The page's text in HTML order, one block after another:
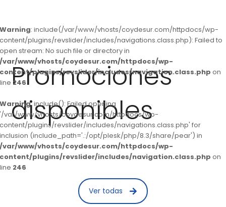
Warning: include(/var/www/vhosts/coydesur.com/httpdocs/wp-
content/plugins/revslider/includes/navigations.class.php): Failed to
open stream: No such file or directory in
/var/www/vhosts/coydesur.com/httpdocs/wp-
content/plugins/revslider/includes/navigation.class.php on
line 246
Warning: include(): Failed opening
'/var/www/vhosts/coydesur.com/httpdocs/wp-
content/plugins/revslider/includes/navigations.class.php' for
inclusion (include_path='.:/opt/plesk/php/8.3/share/pear') in
/var/www/vhosts/coydesur.com/httpdocs/wp-
content/plugins/revslider/includes/navigation.class.php on
line 246
Promociones
disponibles
Ver todas